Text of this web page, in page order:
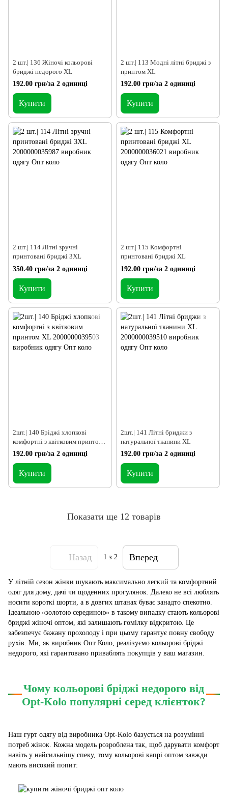
2 шт.| 136 Жіночі кольорові
бриджі недорого XL
192.00 грн/за 2 одиниці
Купити
2 шт.| 113 Модні літні бриджі з
принтом XL
192.00 грн/за 2 одиниці
Купити
2 шт.| 114 Літні зручні
принтовані бриджі 3XL
350.40 грн/за 2 одиниці
Купити
2 шт.| 115 Комфортні
принтовані бриджі XL
192.00 грн/за 2 одиниці
Купити
2шт.| 140 Бріджі хлопкові
комфортні з квітковим принтом
XL
192.00 грн/за 2 одиниці
Купити
2шт.| 141 Літні бриджи з
натуральної тканини XL
192.00 грн/за 2 одиниці
Купити
Показати ще 12 товарів
Назад 1 з 2 Вперед
У літній сезон жінки шукають максимально легкий та комфортний
одяг для дому, дачі чи щоденних прогулянок. Далеко не всі люблять
носити короткі шорти, а в довгих штанах буває занадто спекотно.
Ідеальною «золотою серединою» в такому випадку стають кольорові
бриджі жіночі оптом, які залишають гомілку відкритою. Це
забезпечує бажану прохолоду і при цьому гарантує повну свободу
рухів. Ми, як виробник Опт Коло, реалізуємо кольорові бріджі
недорого, які гарантовано приваблять покупців у ваш магазин.
Чому кольорові бріджі недорого від
Opt-Kolo популярні серед клієнток?
Наш гурт одягу від виробника Opt-Kolo базується на розумінні
потреб жінок. Кожна модель розроблена так, щоб дарувати комфорт
навіть у найсильнішу спеку, тому кольорові капрі оптом завжди
мають високий попит: